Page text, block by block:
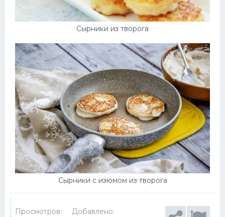
Сырники из творога
Сырники с изюмом из творога
Просмотров: Добавлено: